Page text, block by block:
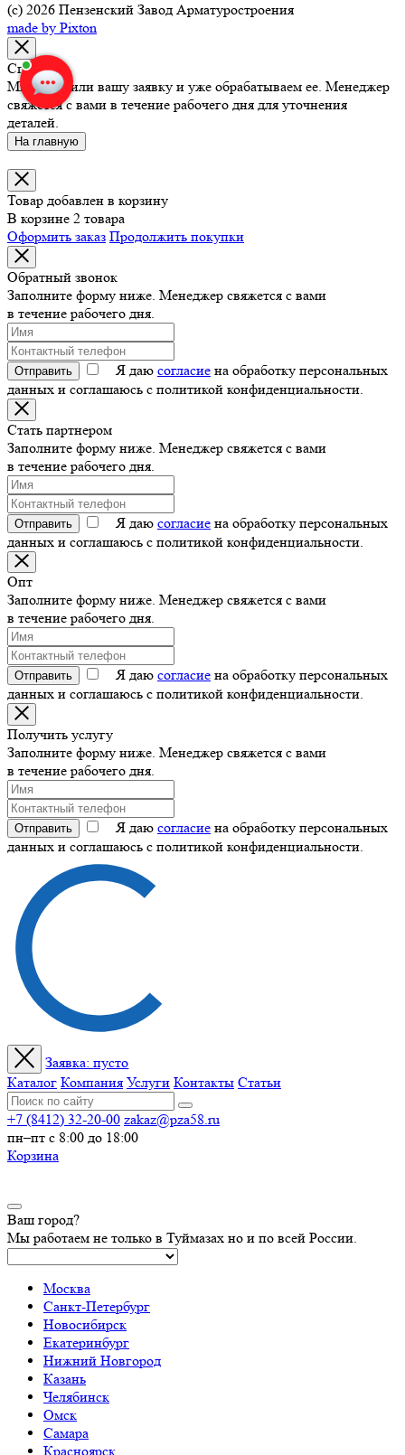
(c) 2026 Пензенский Завод Арматуростроения
made by Pixton
Спасибо!
Мы получили вашу заявку и уже обрабатываем ее. Менеджер
свяжется с вами в течение рабочего дня для уточнения
деталей.
На главную
Товар добавлен в корзину
В корзине 2 товара
Оформить заказ Продолжить покупки
Обратный звонок
Заполните форму ниже. Менеджер свяжется с вами
в течение рабочего дня.
Отправить Я даю согласие на обработку персональных
данных и соглашаюсь с политикой конфиденциальности.
Стать партнером
Заполните форму ниже. Менеджер свяжется с вами
в течение рабочего дня.
Отправить Я даю согласие на обработку персональных
данных и соглашаюсь с политикой конфиденциальности.
Опт
Заполните форму ниже. Менеджер свяжется с вами
в течение рабочего дня.
Отправить Я даю согласие на обработку персональных
данных и соглашаюсь с политикой конфиденциальности.
Получить услугу
Заполните форму ниже. Менеджер свяжется с вами
в течение рабочего дня.
Отправить Я даю согласие на обработку персональных
данных и соглашаюсь с политикой конфиденциальности.
Заявка:пусто
Каталог Компания Услуги Контакты Статьи
+7 (8412) 32-20-00 zakaz@pza58.ru
пн–пт с 8:00 до 18:00
Корзина
Ваш город?
Мы работаем не только в Туймазах но и по всей России.
Москва
Санкт-Петербург
Новосибирск
Екатеринбург
Нижний Новгород
Казань
Челябинск
Омск
Самара
Красноярск
Наталья Мадонова